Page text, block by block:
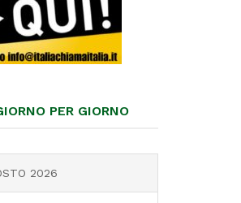
PER GIORNO
2026